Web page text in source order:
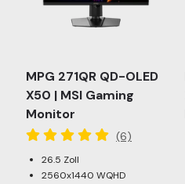
MPG 271QR QD-OLED
X50 | MSI Gaming
Monitor
(6)
26.5 Zoll
2560x1440 WQHD